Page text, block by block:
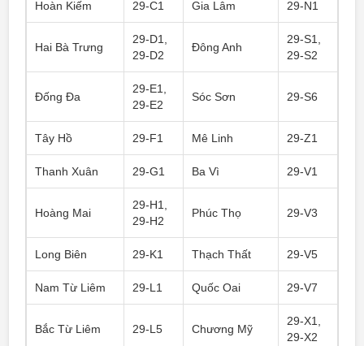
Hoàn Kiếm 29-C1 Gia Lâm 29-N1
Hai Bà Trưng
29-D1,
29-D2
Đông Anh
29-S1,
29-S2
Đống Đa
29-E1,
29-E2
Sóc Sơn 29-S6
Tây Hồ 29-F1 Mê Linh 29-Z1
Thanh Xuân 29-G1 Ba Vì 29-V1
Hoàng Mai
29-H1,
29-H2
Phúc Thọ 29-V3
Long Biên 29-K1 Thạch Thất 29-V5
Nam Từ Liêm 29-L1 Quốc Oai 29-V7
Bắc Từ Liêm 29-L5 Chương Mỹ
29-X1,
29-X2